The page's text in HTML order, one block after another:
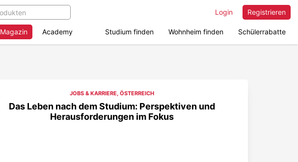
Registrieren
Login
Magazin Academy Studium finden Wohnheim finden Schülerrabatte
JOBS & KARRIERE, ÖSTERREICH
Das Leben nach dem Studium: Perspektiven und
Herausforderungen im Fokus